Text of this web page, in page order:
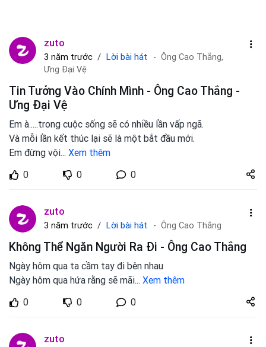
zuto
3 năm trước Lời bài hát
Ông Cao Thắng,
Ưng Đại Vệ
Tin Tưởng Vào Chính Mình - Ông Cao Thắng -
Ưng Đại Vệ
Em à.....trong cuộc sống sẽ có nhiều lần vấp ngã.
Và mỗi lần kết thúc lại sẽ là một bắt đầu mới.
Em đừng vội... Xem thêm
0
0 0
Share
zuto.vn
zuto
3 năm trước Lời bài hát Ông Cao Thắng
Không Thể Ngăn Người Ra Đi - Ông Cao Thắng
Ngày hôm qua ta cầm tay đi bên nhau
Ngày hôm qua hứa rằng sẽ mãi... Xem thêm
0
0 0
Share
zuto.vn
zuto